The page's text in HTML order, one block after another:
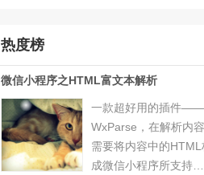
热度榜
微信小程序之HTML富文本解析
一款超好用的插件——
WxParse，在解析内
需要将内容中的HTML
成微信小程序所支持